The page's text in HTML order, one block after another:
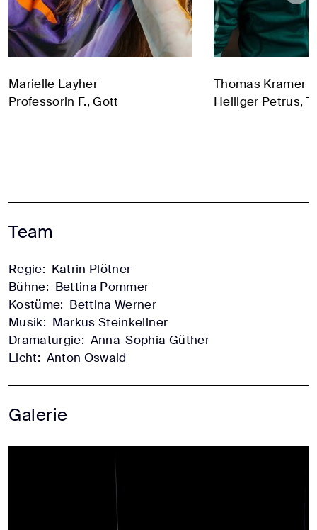
Marielle Layher
Professorin F., Gott
Thomas Kramer
Heiliger Petrus,
Team
Regie: Katrin Plötner
Bühne: Bettina Pommer
Kostüme: Bettina Werner
Musik: Markus Steinkellner
Dramaturgie: Anna-Sophia Güther
Licht: Anton Oswald
Galerie